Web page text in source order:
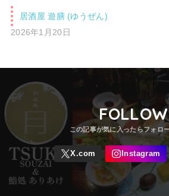
居酒屋 遊膳 (ゆうぜん)
2026年1月20日
FOLLOW